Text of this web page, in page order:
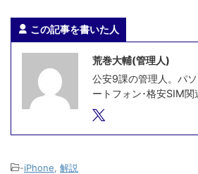
この記事を書いた人
荒巻大輔(管理人)
公安9課の管理人。パ
ートフォン･格安SIM関
-iPhone 解説